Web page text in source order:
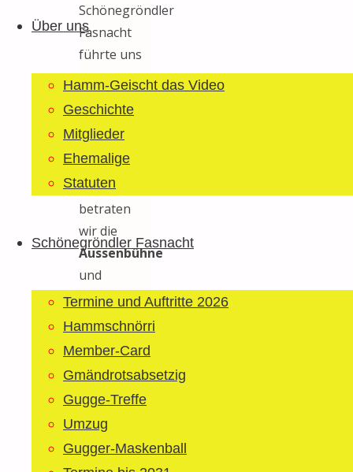
Lömpe
springenÜber uns
Hamm-Geischt das Video
Geschichte
Mitglieder
Ehemalige
Statuten
Schönegröndler Fasnacht
Termine und Auftritte 2026
Hammschnörri
Member-Card
Gmändrotsabsetzig
Gugge-Treffe
Umzug
Gugger-Maskenball
Schönegröndler
Fasnacht
führte uns
am
nach
Sirnach
kurz nach
19 Uhr
betraten
wir die
Aussenbühne
und
natürlich
genau in
diesem
liess es
Petrus
regnen.
Nach dem